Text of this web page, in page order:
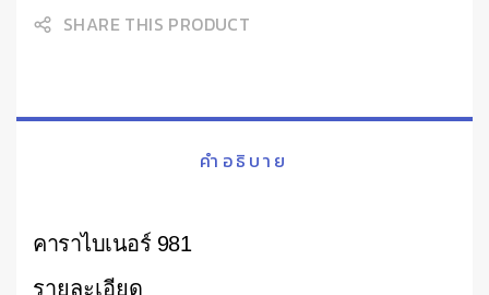
SHARE THIS PRODUCT
คำอธิบาย
คาราไบเนอร์ 981
รายละเอียด